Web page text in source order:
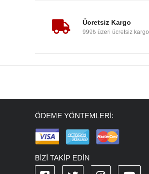
Ücretsiz Kargo
999₺ üzeri ücretsiz kargo
ÖDEME YÖNTEMLERİ:
BİZİ TAKİP EDİN